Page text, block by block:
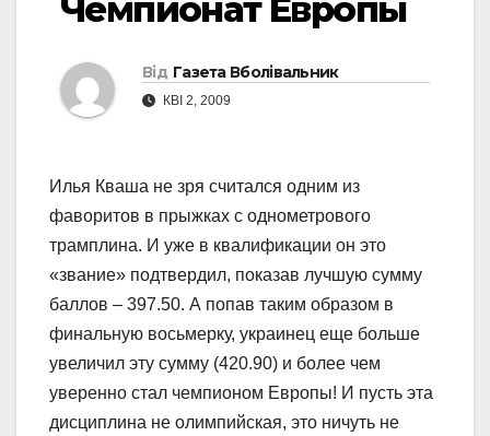
Чемпионат Европы
Від Газета Вболівальник
КВІ 2, 2009
Илья Кваша не зря считался одним из
фаворитов в прыжках с однометрового
трамплина. И уже в квалификации он это
«звание» подтвердил, показав лучшую сумму
баллов – 397.50. А попав таким образом в
финальную восьмерку, украинец еще больше
увеличил эту сумму (420.90) и более чем
уверенно стал чемпионом Европы! И пусть эта
дисциплина не олимпийская, это ничуть не